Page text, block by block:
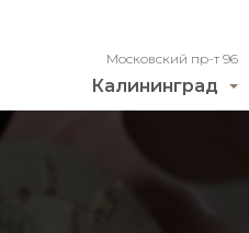
Калининград
Московский пр-т 96